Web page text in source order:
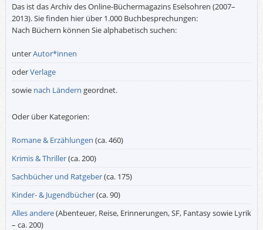
Das ist das Archiv des Online-Büchermagazins Eselsohren (2007–
2013). Sie finden hier über 1.000 Buchbesprechungen:
Nach Büchern können Sie alphabetisch suchen:
unterAutor*innen
oderVerlage
sowie nach Ländern geordnet.
Oder über Kategorien:
Romane & Erzählungen (ca. 460)
Krimis & Thriller(ca. 200)
Sachbücher und Ratgeber(ca. 175)
Kinder- & Jugendbücher(ca. 90)
Alles andere(Abenteuer, Reise, Erinnerungen, SF, Fantasy sowie Lyrik
– ca. 200)